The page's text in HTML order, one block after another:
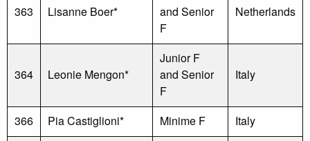
363 Lisanne Boer*
and Senior
F
Netherlands
364 Leonie Mengon*
Junior F
and Senior
F
Italy
366 Pia Castiglioni* Minime F Italy